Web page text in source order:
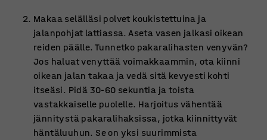
Makaa selälläsi polvet koukistettuina ja
jalanpohjat lattiassa. Aseta vasen jalkasi oikean
reiden päälle. Tunnetko pakaralihasten venyvän?
Jos haluat venyttää voimakkaammin, ota kiinni
oikean jalan takaa ja vedä sitä kevyesti kohti
itseäsi. Pidä 30-60 sekuntia ja toista
vastakkaiselle puolelle. Harjoitus vähentää
jännitystä pakaralihaksissa, jotka kiinnittyvät
häntäluuhun. Se on yksi suurimmista